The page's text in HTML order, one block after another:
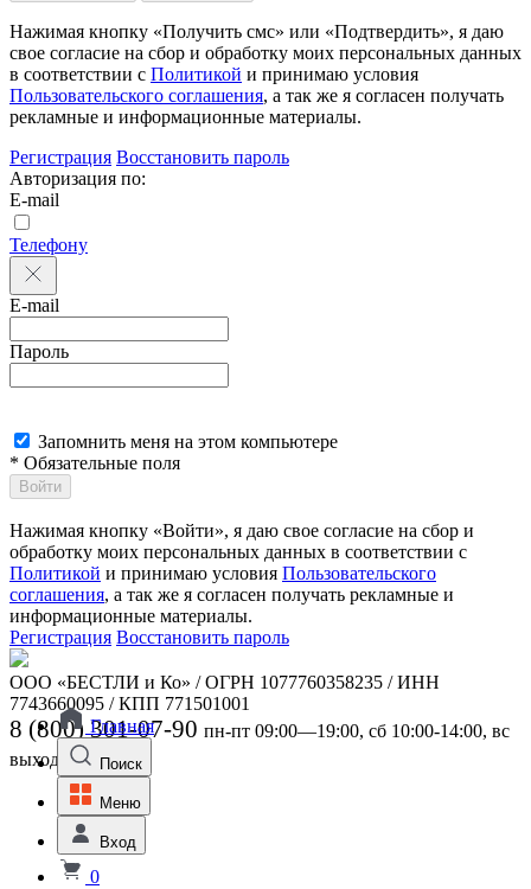
Нажимая кнопку «Получить смс» или «Подтвердить», я даю
свое согласие на сбор и обработку моих персональных данных
в соответствии с Политикой и принимаю условия
Пользовательского соглашения, а так же я согласен получать
рекламные и информационные материалы.
Регистрация Восстановить пароль
Авторизация по:
E-mail
Телефону
E-mail
Пароль
Запомнить меня на этом компьютере
* Обязательные поля
Войти
Нажимая кнопку «Войти», я даю свое согласие на сбор и
обработку моих персональных данных в соответствии с
Политикой и принимаю условия Пользовательского
соглашения, а так же я согласен получать рекламные и
информационные материалы.
Регистрация Восстановить пароль
ООО «БЕСТЛИ и Ко» / ОГРН 1077760358235 / ИНН
7743660095 / КПП 771501001
8 (800) 301-07-90 пн-пт 09:00—19:00, сб 10:00-14:00, вс
выходной
Главная
Поиск
Меню
Вход
0